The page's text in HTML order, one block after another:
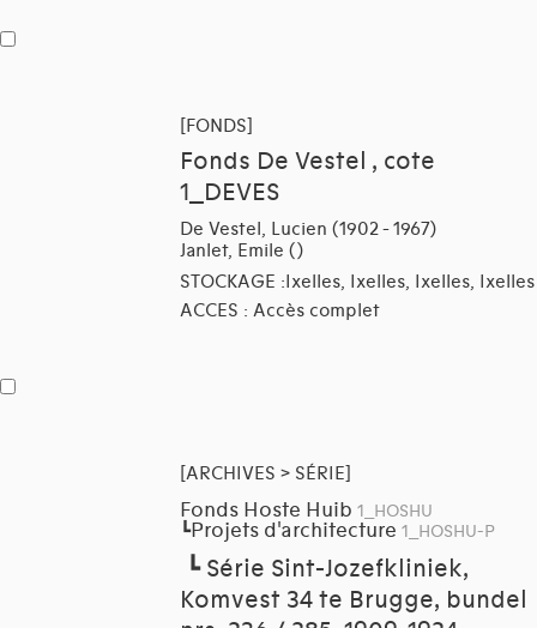
[FONDS]
Fonds De Vestel , cote
1_DEVES
De Vestel, Lucien (1902 - 1967)
Janlet, Emile ()
STOCKAGE :Ixelles, Ixelles, Ixelles, Ixelles
ACCES : Accès complet
[ARCHIVES > SÉRIE]
Fonds Hoste Huib 1_HOSHU
┗Projets d'architecture 1_HOSHU-P
┗ Série Sint-Jozefkliniek,
Komvest 34 te Brugge, bundel